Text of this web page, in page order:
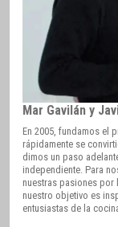
Mar Gavilán y
En 2005, fundamos el
rápidamente se
dimos un paso
independiente. Para
nuestras pasiones por
nuestro objetivo es
entusiastas de la